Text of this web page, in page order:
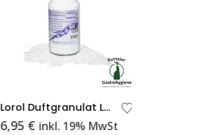
Lorol Duftgranulat Lavendel 38 g
6,95 € inkl. 19% MwSt